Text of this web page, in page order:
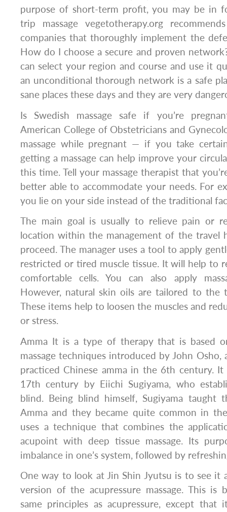
purpose of short-term profit, you may be in
trip massage vegetotherapy.org
companies that thoroughly implement the
How do I choose a secure and proven
can select your region and course and use it
an unconditional thorough ​network is a safe
sane places these days and they are very
Is Swedish massage safe if you’re
American College of Obstetricians and
massage while pregnant — if you take
getting a massage can help improve your
this time. Tell your massage therapist that
better able to accommodate your needs. For
you lie on your side instead of the traditional
The main goal is usually to relieve pain or
location within the management of the travel
proceed. The manager uses a tool to apply
restricted or tired muscle tissue. It will help to
comfortable cells. You can also apply
However, natural skin oils are tailored to the
These items help to loosen the muscles and
or stress.
Amma It is a type of therapy that is based
massage techniques introduced by John
practiced Chinese amma in the 6th century.
17th century by Eiichi Sugiyama, who
blind. Being blind himself, Sugiyama taught
Amma and they became quite common in
uses a technique that combines the
acupoint with deep tissue massage. Its
imbalance in one’s system, followed by
One way to look at Jin Shin Jyutsu is to see it
version of the acupressure massage. This is
same principles as acupressure, except